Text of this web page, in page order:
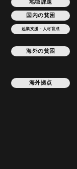
地域課題
国内の貧困
起業支援・人材育成
海外の貧困
海外拠点